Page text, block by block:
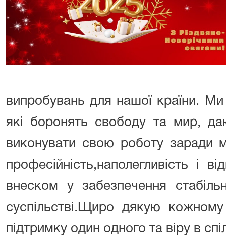
випробувань для нашої країни.
які боронять свободу та мир,
виконувати свою роботу заради
професійність,наполегливість і
внеском у забезпечення
суспільстві. Щиро дякую кожному
підтримку один одного та віру в